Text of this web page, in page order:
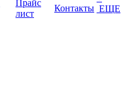
Прайс
лист
Контакты ЕЩЕ